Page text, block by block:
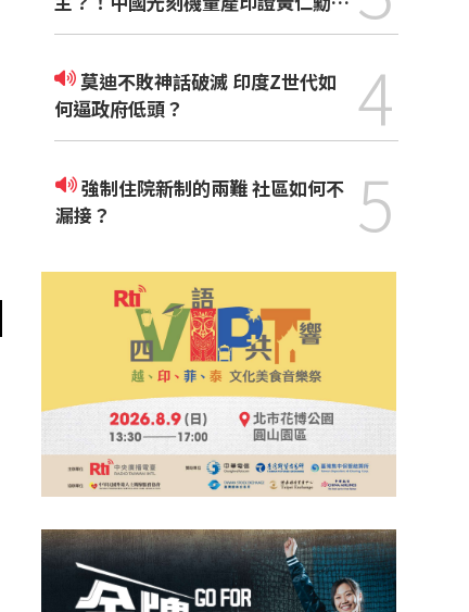
點
莫迪不敗神話破滅 印度Z世代如
何逼政府低頭？
4
強制住院新制的兩難 社區如何不
漏接？
5